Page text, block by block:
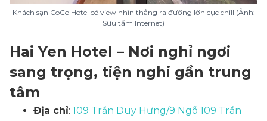
Khách sạn CoCo Hotel có view nhìn thẳng ra đường lớn cực chill (Ảnh:
Sưu tầm Internet)
Hai Yen Hotel – Nơi nghỉ ngơi
sang trọng, tiện nghi gần trung
tâm
Địa chỉ: 109 Trần Duy Hưng/9 Ngõ 109 Trần